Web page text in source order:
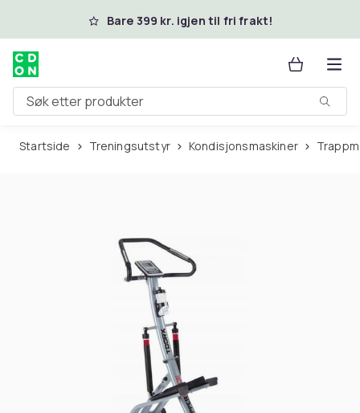
Hopp til hovedinnholdBare 399 kr. igjen til fri frakt!
Søk etter produkter
Startside Treningsutstyr Kondisjonsmaskiner